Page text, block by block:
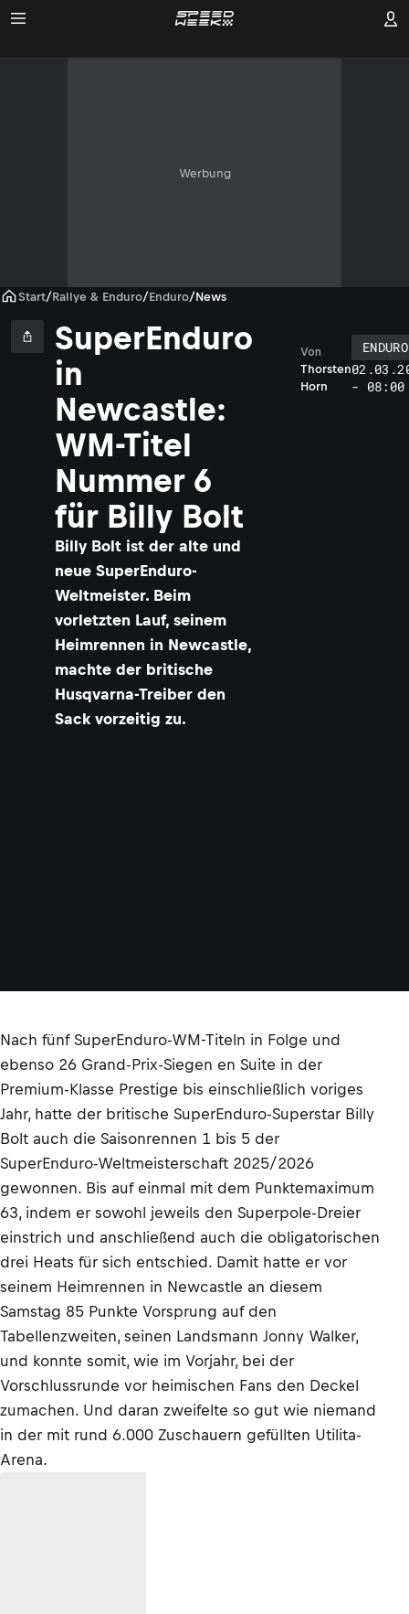
Werbung
Start/Rallye & Enduro/Enduro/News
SuperEnduro
in
Newcastle:
WM-Titel
Nummer 6
für Billy Bolt
Billy Bolt ist der alte und
neue SuperEnduro-
Weltmeister. Beim
vorletzten Lauf, seinem
Heimrennen in Newcastle,
machte der britische
Husqvarna-Treiber den
Sack vorzeitig zu.
Thorsten
Horn
Von
ENDURO
- 08:00
Nach fünf SuperEnduro-WM-Titeln in Folge und
ebenso 26 Grand-Prix-Siegen en Suite in der
Premium-Klasse Prestige bis einschließlich voriges
Jahr, hatte der britische SuperEnduro-Superstar Billy
Bolt auch die Saisonrennen 1 bis 5 der
SuperEnduro-Weltmeisterschaft 2025/2026
gewonnen. Bis auf einmal mit dem Punktemaximum
63, indem er sowohl jeweils den Superpole-Dreier
einstrich und anschließend auch die obligatorischen
drei Heats für sich entschied. Damit hatte er vor
seinem Heimrennen in Newcastle an diesem
Samstag 85 Punkte Vorsprung auf den
Tabellenzweiten, seinen Landsmann Jonny Walker,
und konnte somit, wie im Vorjahr, bei der
Vorschlussrunde vor heimischen Fans den Deckel
zumachen. Und daran zweifelte so gut wie niemand
in der mit rund 6.000 Zuschauern gefüllten Utilita-
Arena.